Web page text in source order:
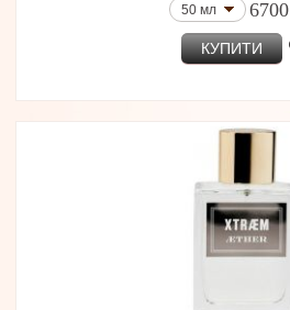
50 мл 6700
КУПИТИ